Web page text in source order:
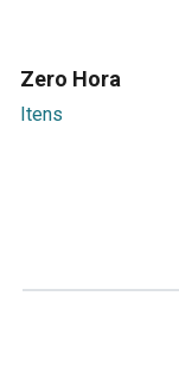
Zero Hora
Itens